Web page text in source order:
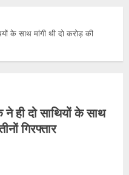
के साथ मांगी थी दो करोड़ की
ही दो साथियों के साथ
गिरफ्तार